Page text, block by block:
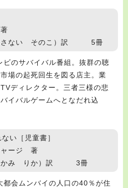
ない そのこ）訳 5冊
のサバイバル番組。抜群の聴
場の起死回生を図る店主。業
ディレクター。三者三様の悲
イバルゲームへとなだれ込
い［児童書］
ージ 著
かみ りか）訳 3冊
会ムンバイの人口の40％が住